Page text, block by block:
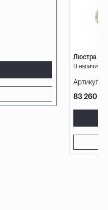
Люстра
В наличии 3
Артикул:
83 260 ₽